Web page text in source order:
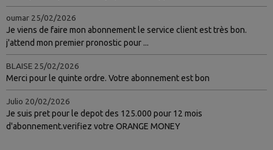
oumar 25/02/2026
Je viens de faire mon abonnement le service client est très bon.
j'attend mon premier pronostic pour ...
BLAISE 25/02/2026
Merci pour le quinte ordre. Votre abonnement est bon
Julio 20/02/2026
Je suis pret pour le depot des 125.000 pour 12 mois
d'abonnement.verifiez votre ORANGE MONEY